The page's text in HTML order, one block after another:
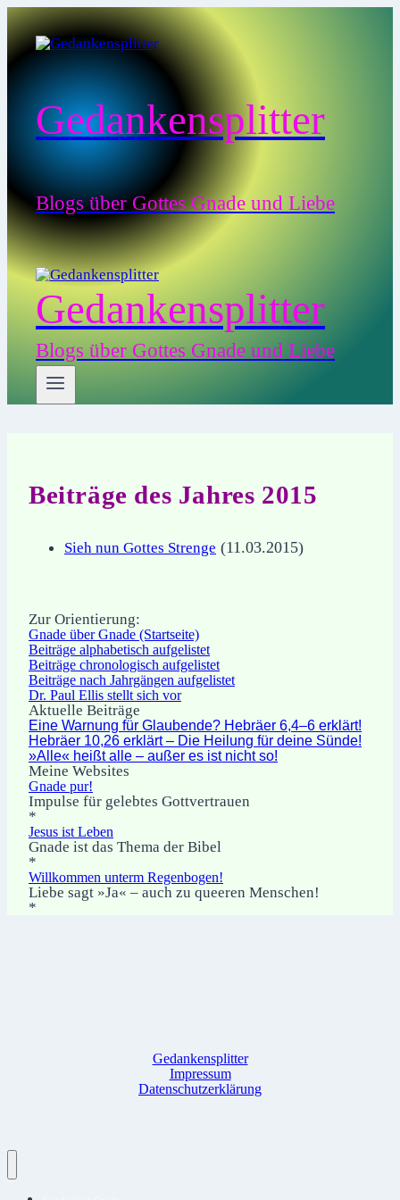
Zum
Inhalt
springen
Gedankensplitter
Blogs über Gottes Gnade und Liebe
Gedankensplitter
Blogs über Gottes Gnade und Liebe
Beiträge des Jahres 2015
Sieh nun Gottes Strenge (11.03.2015)
Zur Orientierung:
Gnade über Gnade (Startseite)
Beiträge alphabetisch aufgelistet
Beiträge chronologisch aufgelistet
Beiträge nach Jahrgängen aufgelistet
Dr. Paul Ellis stellt sich vor
Aktuelle Beiträge
Eine Warnung für Glaubende? Hebräer 6,4–6 erklärt!
Hebräer 10,26 erklärt – Die Heilung für deine Sünde!
»Alle« heißt alle – außer es ist nicht so!
Meine Websites
Gnade pur!
Impulse für gelebtes Gottvertrauen
*
Jesus ist Leben
Gnade ist das Thema der Bibel
*
Willkommen unterm Regenbogen!
Liebe sagt »Ja« – auch zu queeren Menschen!
*
Gedankensplitter
Impressum
Datenschutzerklärung